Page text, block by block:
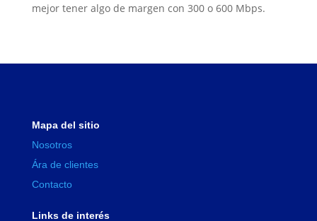
mejor tener algo de margen con 300 o 600 Mbps.
Mapa del sitio
Nosotros
Ára de clientes
Contacto
Links de interés